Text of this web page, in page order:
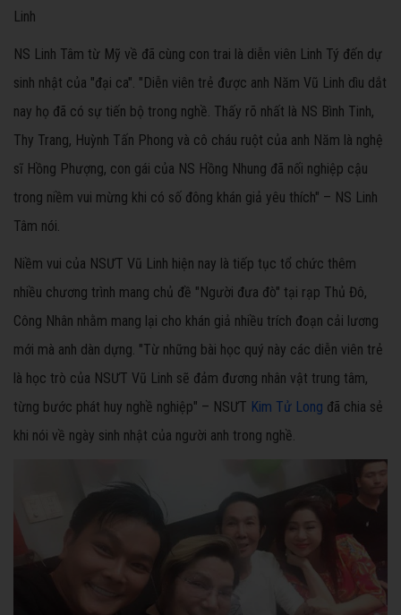
Linh
NS Linh Tâm từ Mỹ về đã cùng con trai là diễn viên Linh Tý đến dự
sinh nhật của "đại ca". "Diễn viên trẻ được anh Năm Vũ Linh dìu dắt
nay họ đã có sự tiến bộ trong nghề. Thấy rõ nhất là NS Bình Tinh,
Thy Trang, Huỳnh Tấn Phong và cô cháu ruột của anh Năm là nghệ
sĩ Hồng Phượng, con gái của NS Hồng Nhung đã nối nghiệp cậu
trong niềm vui mừng khi có số đông khán giả yêu thích" – NS Linh
Tâm nói.
Niềm vui của NSƯT Vũ Linh hiện nay là tiếp tục tổ chức thêm
nhiều chương trình mang chủ đề "Người đưa đò" tại rạp Thủ Đô,
Công Nhân nhằm mang lại cho khán giả nhiều trích đoạn cải lương
mới mà anh dàn dựng. "Từ những bài học quý này các diễn viên trẻ
là học trò của NSƯT Vũ Linh sẽ đảm đương nhân vật trung tâm,
từng bước phát huy nghề nghiệp" – NSƯT Kim Tử Long đã chia sẻ
khi nói về ngày sinh nhật của người anh trong nghề.